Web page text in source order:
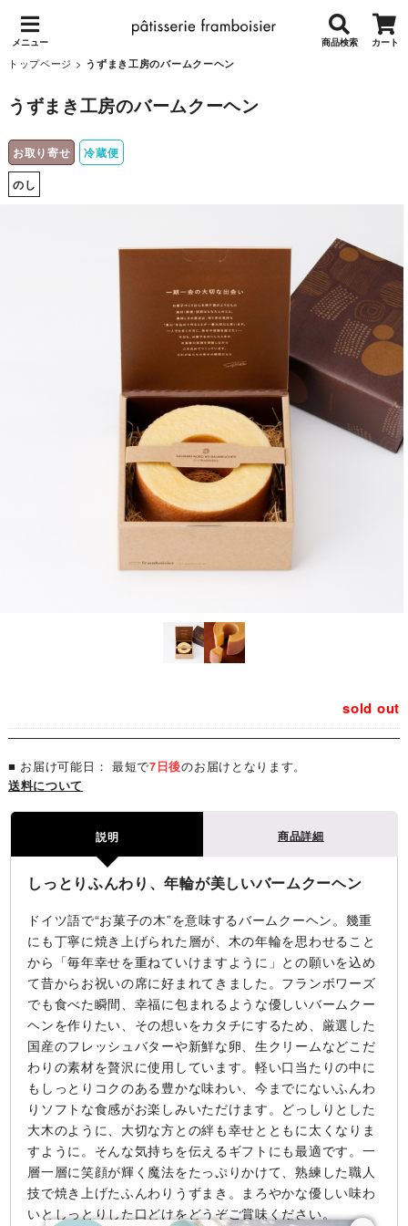
メニュー 商品検索 カート
トップページ > うずまき工房のバームクーヘン
うずまき工房のバームクーヘン
お取り寄せ
冷蔵便
のし
sold out
■ お届け可能日： 最短で7日後のお届けとなります。
送料について
説明 商品詳細
しっとりふんわり、年輪が美しいバームクーヘン
ドイツ語で“お菓子の木”を意味するバームクーヘン。幾重
にも丁寧に焼き上げられた層が、木の年輪を思わせること
から「毎年幸せを重ねていけますように」との願いを込め
て昔からお祝いの席に好まれてきました。フランボワーズ
でも食べた瞬間、幸福に包まれるような優しいバームクー
ヘンを作りたい、その想いをカタチにするため、厳選した
国産のフレッシュバターや新鮮な卵、生クリームなどこだ
わりの素材を贅沢に使用しています。軽い口当たりの中に
もしっとりコクのある豊かな味わい、今までにないふんわ
りソフトな食感がお楽しみいただけます。どっしりとした
大木のように、大切な方との絆も幸せとともに太くなりま
すように。そんな気持ちを伝えるギフトにも最適です。一
層一層に笑顔が輝く魔法をたっぷりかけて、熟練した職人
技で焼き上げたふんわりうずまき。まろやかな優しい味わ
いとしっとりした口どけをどうぞご賞味ください。